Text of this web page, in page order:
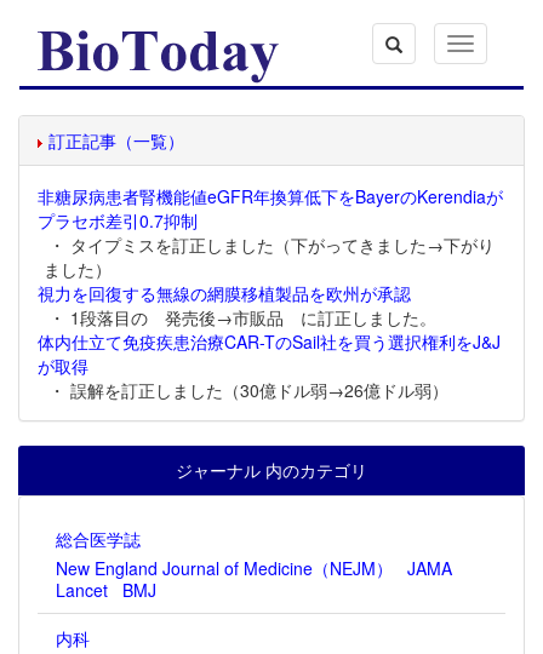
Toggle
navigation
訂正記事（一覧）
非糖尿病患者腎機能値eGFR年換算低下をBayerのKerendiaが
プラセボ差引0.7抑制
・ タイプミスを訂正しました（下がってきました→下がり
ました）
視力を回復する無線の網膜移植製品を欧州が承認
・ 1段落目の 発売後→市販品 に訂正しました。
体内仕立て免疫疾患治療CAR-TのSail社を買う選択権利をJ&J
が取得
・ 誤解を訂正しました（30億ドル弱→26億ドル弱）
ジャーナル 内のカテゴリ
総合医学誌
New England Journal of Medicine（NEJM）
JAMA
Lancet
BMJ
内科